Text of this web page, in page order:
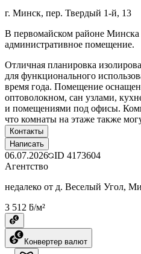
г. Минск, пер. Твердый 1-й, 13
В первомайском районе Минска
административное помещение.
Отличная планировка
для функционального
время года. Помещение
оптоволокном, сан узлами,
и помещениями под офисы.
что комнаты на этаже также
Контакты
Написать
06.07.2026 ID 4173604
Агентство
недалеко от д. Веселый Угол,
3 512 ƃ/м²
Конвертер валют